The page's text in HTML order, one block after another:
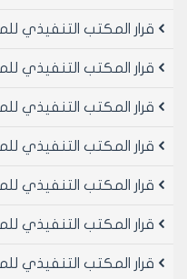
المؤقت دفع مبلغ لصالح
/500000/ ل. س خمسمائة الف ليرة سورية .
على الترخيص المؤقت
تضمين قرار الترخيص
عطل او ضرر عند الغاء
كافة الطوابق.
قرار المكتب التنفيذي للمدينة رقم
قرار المكتب التنفيذي للمدينة رقم
قرار المكتب التنفيذي للمدينة رقم
قرار المكتب التنفيذي للمدينة رقم
قرار المكتب التنفيذي للمدينة رقم
قرار المكتب التنفيذي للمدينة
قرار المكتب التنفيذي للمدينة رقم